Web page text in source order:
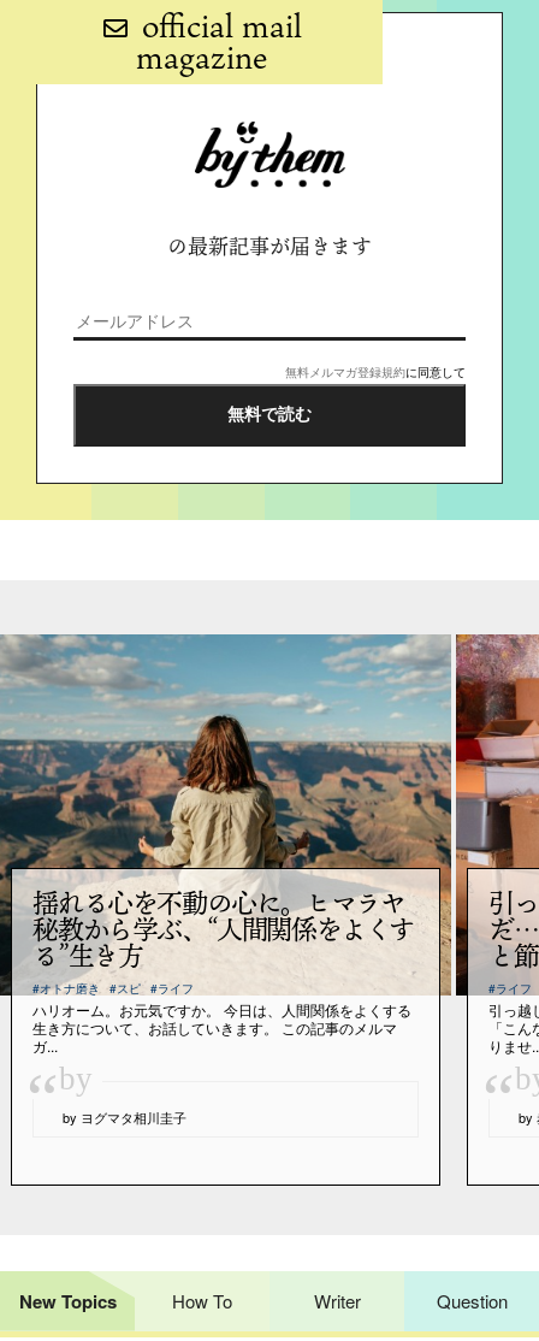
official mail
magazine
の最新記事が届きます
無料メルマガ登録規約に同意して
揺れる心を不動の心に。ヒマラヤ
秘教から学ぶ、“人間関係をよくす
る”生き方
#オトナ磨き #スピ #ライフ
ハリオーム。お元気ですか。 今日は、人間関係をよくする
生き方について、お話していきます。 この記事のメルマ
ガ...
“by
by ヨグマタ相川圭子
引
だ…
と
#ライフ
引っ越
「こ
りませ
“ by
New Topics How To Writer Question